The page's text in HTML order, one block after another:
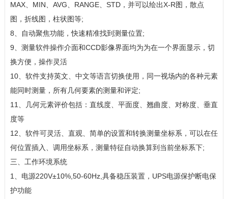
MAX、 MIN AVG RANGE、 STD，并可以绘出X-R图，散点
图，折线图，柱状图等;
8、自动聚焦功能，快速精准找到测量位置;
9、测量软件操作介面和CCD影像界面均为为在一个界面显示，切
换方便，操作灵活
10、软件支持英文、中文等语言切换使用，同一视场内的各种元素
能同时测量，所有几何要素的测量和评定;
11、几何元素评价包括：直线度、平面度、翘曲度、对称度、垂直
度等
12、软件可灵活、直观、简单的设置和转换测量坐标系，可以在任
何位置插入、调用坐标系，测量特征自动换算到当前坐标系下;
三、工作环境系统
1、电源220V±10%,50-60Hz, 具备稳压装置， UPS电源保护断电保
护功能